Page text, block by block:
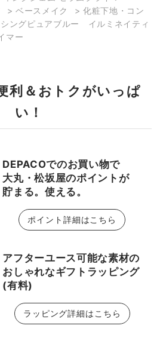
.・
ざ
・
.・
最
>ベースメイク >化粧下地・コン
ングピュアブルー イルミネイティ
マー
利＆おトクがいっぱ
い！
DEPACOでのお買い物で
大丸・松坂屋のポイントが
貯まる。使える。
ポイント詳細はこちら
アフターユース可能な素材の
おしゃれなギフトラッピング
(有料)
ラッピング詳細はこちら